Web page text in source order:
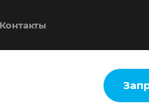
Контакты